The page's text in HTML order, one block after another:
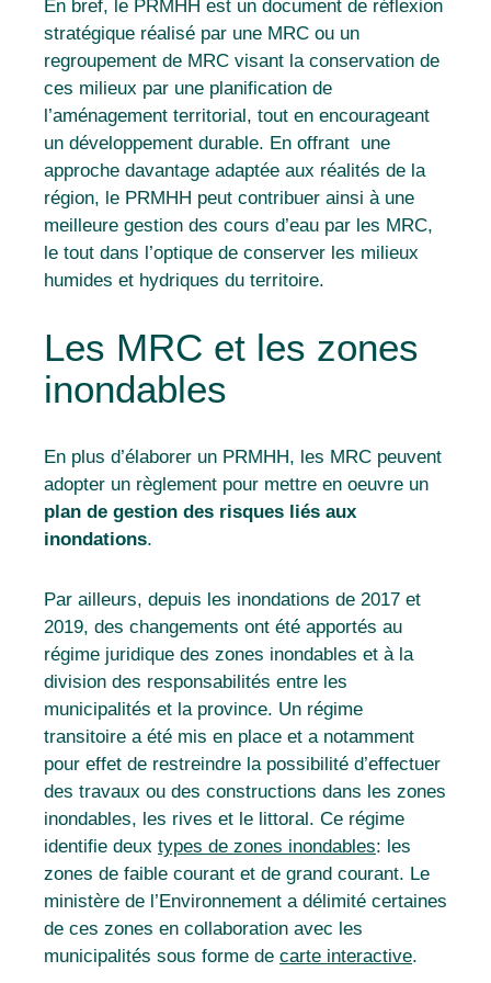
En bref, le PRMHH est un document de réflexion
stratégique réalisé par une MRC ou un
regroupement de MRC visant la conservation de
ces milieux par une planification de
l’aménagement territorial, tout en encourageant
un développement durable. En offrant une
approche davantage adaptée aux réalités de la
région, le PRMHH peut contribuer ainsi à une
meilleure gestion des cours d’eau par les MRC,
le tout dans l’optique de conserver les milieux
humides et hydriques du territoire.
Les MRC et les zones
inondables
En plus d’élaborer un PRMHH, les MRC peuvent
adopter un règlement pour mettre en oeuvre un
plan de gestion des risques liés aux
inondations.
Par ailleurs, depuis les inondations de 2017 et
2019, des changements ont été apportés au
régime juridique des zones inondables et à la
division des responsabilités entre les
municipalités et la province. Un régime
transitoire a été mis en place et a notamment
pour effet de restreindre la possibilité d’effectuer
des travaux ou des constructions dans les zones
inondables, les rives et le littoral. Ce régime
identifie deux types de zones inondables: les
zones de faible courant et de grand courant. Le
ministère de l’Environnement a délimité certaines
de ces zones en collaboration avec les
municipalités sous forme de carte interactive.